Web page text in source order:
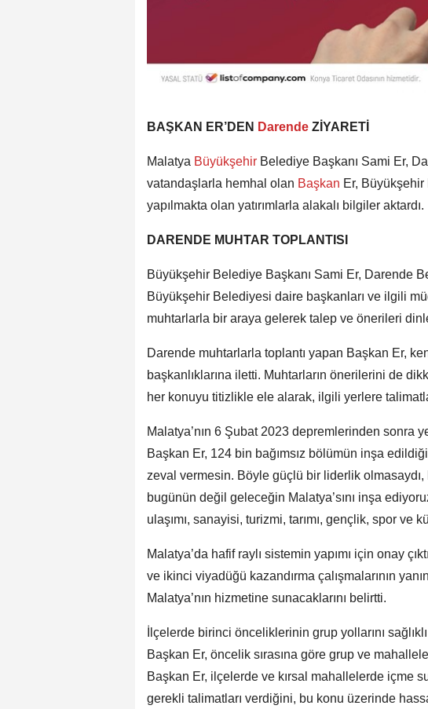
BAŞKAN ER’DEN Darende ZİYARETİ
Malatya Büyükşehir Belediye Başkanı Sami Er,
vatandaşlarla hemhal olan Başkan Er, Büyükşehir
yapılmakta olan yatırımlarla alakalı bilgiler aktardı.
DARENDE MUHTAR TOPLANTISI
Büyükşehir Belediye Başkanı Sami Er, Darende
Büyükşehir Belediyesi daire başkanları ve ilgili
muhtarlarla bir araya gelerek talep ve önerileri
Darende muhtarlarla toplantı yapan Başkan Er,
başkanlıklarına iletti. Muhtarların önerilerini de
her konuyu titizlikle ele alarak, ilgili yerlere
Malatya’nın 6 Şubat 2023 depremlerinden sonra
Başkan Er, 124 bin bağımsız bölümün inşa
zeval vermesin. Böyle güçlü bir liderlik olmasaydı,
bugünün değil geleceğin Malatya’sını inşa
ulaşımı, sanayisi, turizmi, tarımı, gençlik, spor ve
Malatya’da hafif raylı sistemin yapımı için onay
ve ikinci viyadüğü kazandırma çalışmalarının
Malatya’nın hizmetine sunacaklarını belirtti.
İlçelerde birinci önceliklerinin grup yollarını
Başkan Er, öncelik sırasına göre grup ve
Başkan Er, ilçelerde ve kırsal mahallelerde içme
gerekli talimatları verdiğini, bu konu üzerinde